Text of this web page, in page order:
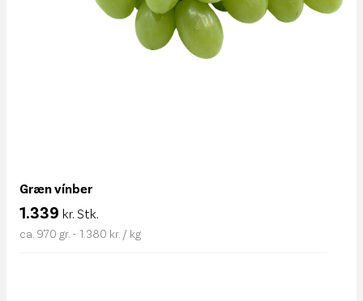
Græn vínber
1.339 kr. Stk.
ca. 970 gr. - 1.380 kr. / kg